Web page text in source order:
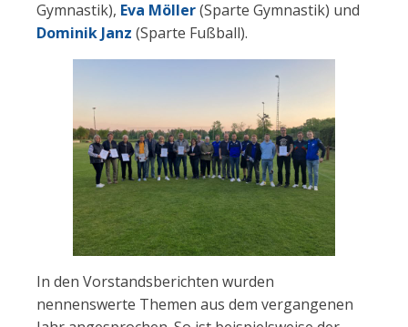
Gymnastik), Eva Möller(Sparte Gymnastik) und
Dominik Janz (Sparte Fußball).
In den Vorstandsberichten wurden
nennenswerte Themen aus dem vergangenen